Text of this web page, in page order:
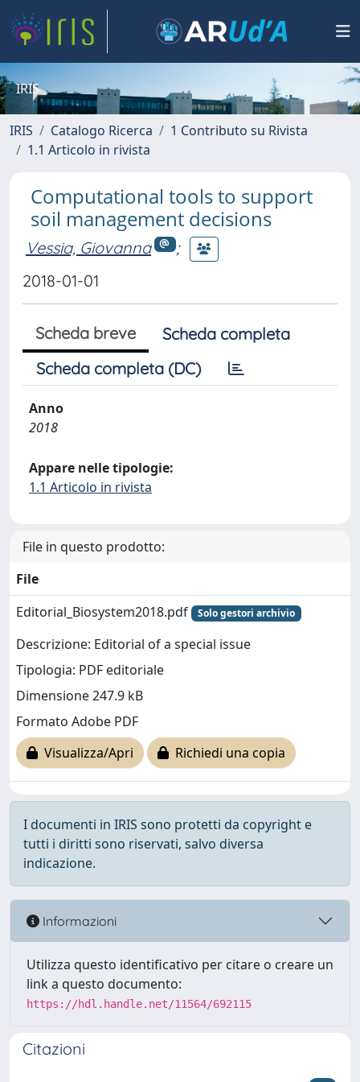
IRIS
IRIS Catalogo Ricerca
1 Contributo su Rivista
1.1 Articolo in rivista
Computational tools to support
soil management decisions
Vessia, Giovanna
;
2018-01-01
Scheda breve
Scheda completa
Scheda completa (DC)
Anno
2018
Appare nelle tipologie:
1.1 Articolo in rivista
File in questo prodotto:
File
Editorial_Biosystem2018.pdf
Solo gestori archivio
Descrizione: Editorial of a special issue
Tipologia: PDF editoriale
Dimensione 247.9 kB
Formato Adobe PDF
Visualizza/Apri
Richiedi una copia
I documenti in IRIS sono protetti da copyright e
tutti i diritti sono riservati, salvo diversa
indicazione.
Informazioni
Utilizza questo identificativo per citare o creare un
link a questo documento:
https://hdl.handle.net/11564/692115
Citazioni